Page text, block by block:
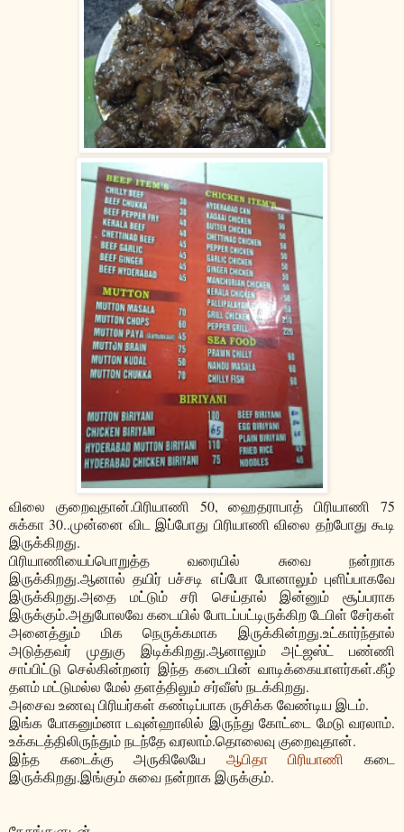
விலை குறைவுதான்.பிரியாணி 50, ஹைதராபாத் பிரியாணி 75
சுக்கா 30..முன்னை விட இப்போது பிரியாணி விலை தற்போது கூடி
இருக்கிறது.
பிரியாணியைப்பொறுத்த வரையில் சுவை நன்றாக
இருக்கிறது.ஆனால் தயிர் பச்சடி எப்போ போனாலும் புளிப்பாகவே
இருக்கிறது.அதை மட்டும் சரி செய்தால் இன்னும் சூப்பராக
இருக்கும்.அதுபோலவே கடையில் போடப்பட்டிருக்கிற டேபிள் சேர்கள்
அனைத்தும் மிக நெருக்கமாக இருக்கின்றது.உட்கார்ந்தால்
அடுத்தவர் முதுகு இடிக்கிறது.ஆனாலும் அட்ஜஸ்ட் பண்ணி
சாப்பிட்டு செல்கின்றனர் இந்த கடையின் வாடிக்கையாளர்கள்.கீழ்
தளம் மட்டுமல்ல மேல் தளத்திலும் சர்வீஸ் நடக்கிறது.
அசைவ உணவு பிரியர்கள் கண்டிப்பாக ருசிக்க வேண்டிய இடம்.
இங்க போகனும்னா டவுன்ஹாலில் இருந்து கோட்டை மேடு வரலாம்.
உக்கடத்திலிருந்தும் நடந்தே வரலாம்.தொலைவு குறைவுதான்.
இந்த கடைக்கு அருகிலேயே ஆபிதா பிரியாணி
கடை
இருக்கிறது.இங்கும் சுவை நன்றாக இருக்கும்.